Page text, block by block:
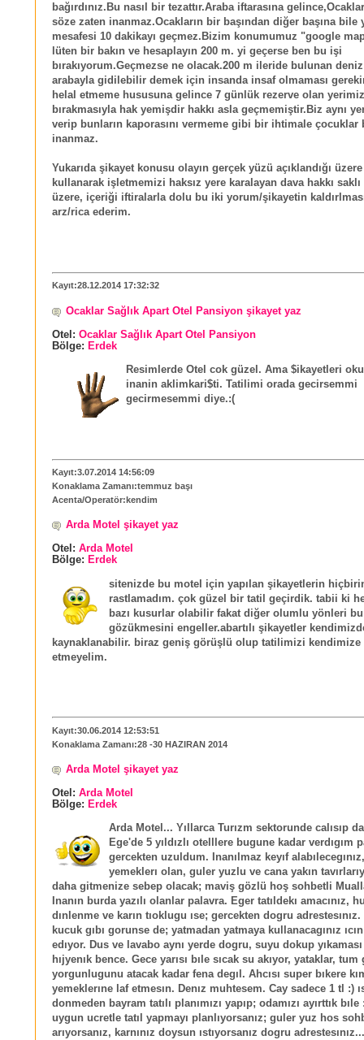
bağırdınız.Bu nasıl bir tezattır.Araba iftarasına
söze zaten inanmaz.Ocakların bir başından diğer başına bile
mesafesi 10 dakikayı geçmez.Bizim konumumuz "google
lüten bir bakın ve hesaplayın 200 m. yi geçerse ben bu işi
bırakıyorum.Geçmezse ne olacak.200 m ileride bulunan
arabayla gidilebilir demek için insanda insaf olmaması
helal etmeme hususuna gelince 7 günlük rezerve olan
bırakmasıyla hak yemişdir hakkı asla geçmemiştir.Biz aynı
verip bunların kaporasını vermeme gibi bir ihtimale çocuklar
inanmaz.
Yukarıda şikayet konusu olayın gerçek yüzü açıklandığı
kullanarak işletmemizi haksız yere karalayan dava hakkı
üzere, içeriği iftiralarla dolu bu iki yorum/şikayetin
arz/rica ederim.
Kayıt:28.12.2014 17:32:32
Ocaklar Sağlık Apart Otel Pansiyon şikayet yaz
Otel: Ocaklar Sağlık Apart Otel Pansiyon
Bölge: Erdek
Resimlerde Otel cok güzel. Ama $ikayetleri
inanin aklimkari$ti. Tatilimi orada gecirsemmi
gecirmesemmi diye.:(
Kayıt:3.07.2014 14:56:09
Konaklama Zamanı:temmuz başı
Acenta/Operatör:kendim
Arda Motel şikayet yaz
Otel: Arda Motel
Bölge: Erdek
sitenizde bu motel için yapılan şikayetlerin
rastlamadım. çok güzel bir tatil geçirdik. tabii ki
bazı kusurlar olabilir fakat diğer olumlu yönleri
gözükmesini engeller.abartılı şikayetler
kaynaklanabilir. biraz geniş görüşlü olup tatilimizi kendimize
etmeyelim.
Kayıt:30.06.2014 12:53:51
Konaklama Zamanı:28 -30 HAZIRAN 2014
Arda Motel şikayet yaz
Otel: Arda Motel
Bölge: Erdek
Arda Motel... Yıllarca Turızm sektorunde calısıp
Ege'de 5 yıldızlı otelllere bugune kadar verdıgım
gercekten uzuldum. Inanılmaz keyıf
yemeklerı olan, guler yuzlu ve cana yakın
daha gitmenize sebep olacak; maviş gözlü hoş sohbetli
Inanın burda yazılı olanlar palavra. Eger tatıldekı amacınız,
dınlenme ve karın tıoklugu ıse; gercekten dogru adrestesınız.
kucuk gıbı gorunse de; yatmadan yatmaya kullanacagınız ıcın
edıyor. Dus ve lavabo aynı yerde dogru, suyu dokup
hıjyenık bence. Gece yarısı bıle sıcak su akıyor, yataklar,
yorgunlugunu atacak kadar fena degıl. Ahcısı super bıkere
yemeklerıne laf etmesın. Denız muhtesem. Cay sadece 1 tl :)
donmeden bayram tatılı planımızı yapıp; odamızı ayırttık bıle
uygun ucretle tatıl yapmayı planlıyorsanız; guler yuz hos
arıyorsanız, karnınız doysun ıstıyorsanız dogru